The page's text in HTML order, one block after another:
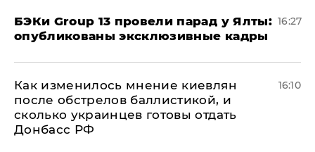
​БЭКи Group 13 провели парад у Ялты:
опубликованы эксклюзивные кадры
16:27
Как изменилось мнение киевлян
после обстрелов баллистикой, и
сколько украинцев готовы отдать
Донбасс РФ
16:10